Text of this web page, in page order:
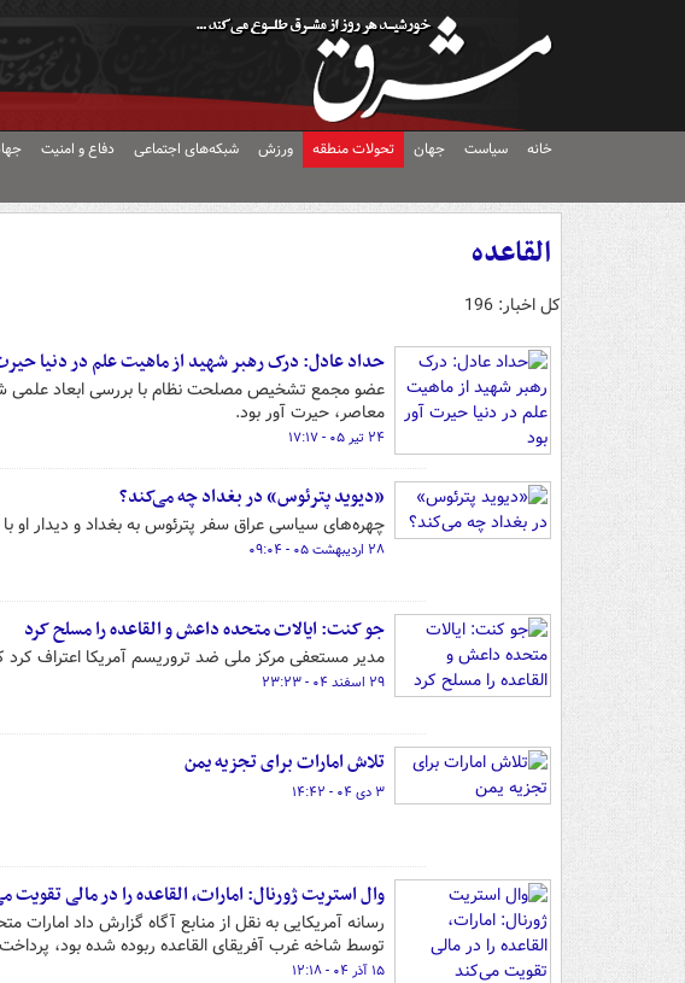
خانه سیاست جهان تحولات منطقه ورزش شبکه‌های اجتماعی دفاع و امنیت
القاعده
کل اخبار: 196
حداد عادل: درک رهبر شهید از ماهیت علم در دنیا
عضو مجمع تشخیص مصلحت نظام با بررسی ابعاد علمی
معاصر، حیرت آور بود.
۲۴ تیر ۰۵ - ۱۷:۱۷
«دیوید پترئوس» در بغداد چه می‌کند؟
چهره‌های سیاسی عراق سفر پترئوس به بغداد و دیدار او
۲۸ اردیبهشت ۰۵ - ۰۹:۰۴
جو کنت: ایالات متحده داعش و القاعده را مسلح کرد
مدیر مستعفی مرکز ملی ضد تروریسم آمریکا اعتراف
۲۹ اسفند ۰۴ - ۲۳:۲۳
تلاش امارات برای تجزیه یمن
۳ دی ۰۴ - ۱۴:۴۲
وال استریت ژورنال: امارات، القاعده را در مالی تقویت
توسط شاخه غرب آفریقای القاعده ربوده شده بود،
۱۵ آذر ۰۴ - ۱۲:۱۸